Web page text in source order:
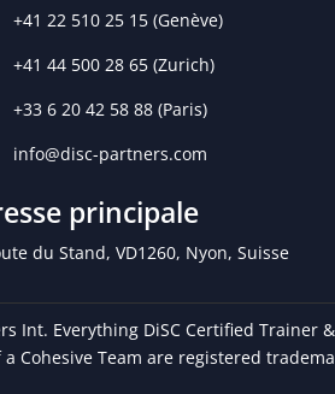
+41 22 510 25 15(Genève)
+41 44 500 28 65(Zurich)
+33 6 20 42 58 88 (Paris)
info@disc-partners.com
principale
du Stand, VD1260, Nyon, Suisse
Int. Everything DiSC Certified Trainer
a Cohesive Team are registered
en garantissant la conformité